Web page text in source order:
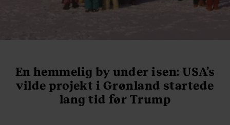
En hemmelig by under isen: USA’s
vilde projekt i Grønland startede
lang tid før Trump